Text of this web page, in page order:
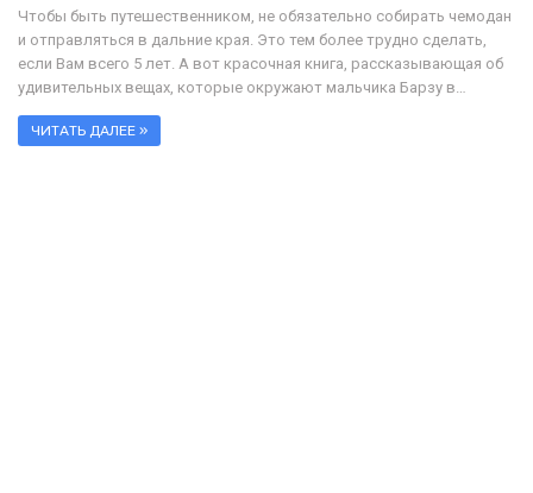
Чтобы быть путешественником, не обязательно собирать чемодан
и отправляться в дальние края. Это тем более трудно сделать,
если Вам всего 5 лет. А вот красочная книга, рассказывающая об
удивительных вещах, которые окружают мальчика Барзу в…
ЧИТАТЬ ДАЛЕЕ »